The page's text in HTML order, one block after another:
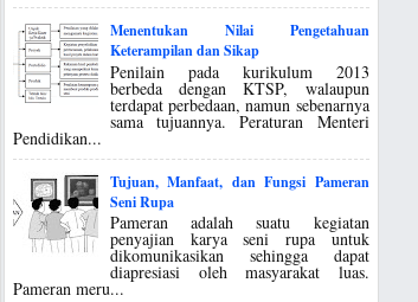
Menentukan Nilai Pengetahuan
Keterampilan dan Sikap
Penilain pada kurikulum 2013
berbeda dengan KTSP, walaupun
terdapat perbedaan, namun sebenarnya
sama tujuannya. Peraturan Menteri
Pendidikan...
Tujuan, Manfaat, dan Fungsi Pameran
Seni Rupa
Pameran adalah suatu kegiatan
penyajian karya seni rupa untuk
dikomunikasikan sehingga dapat
diapresiasi oleh masyarakat luas.
Pameran meru...